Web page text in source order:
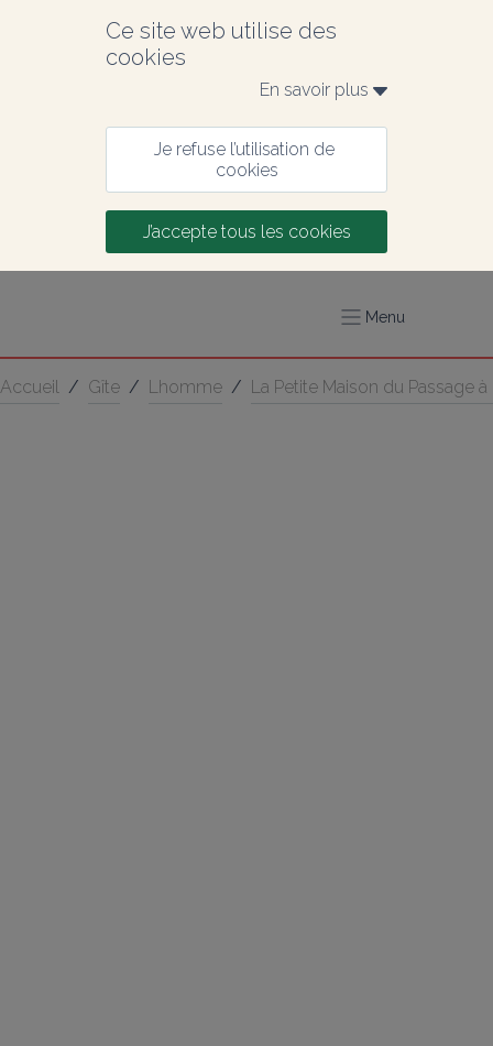
Ce site web utilise des
cookies
En savoir plus
Je refuse l’utilisation de
cookies
J’accepte tous les cookies
Menu
Accueil / Gîte / Lhomme / La Petite Maison du Passage à